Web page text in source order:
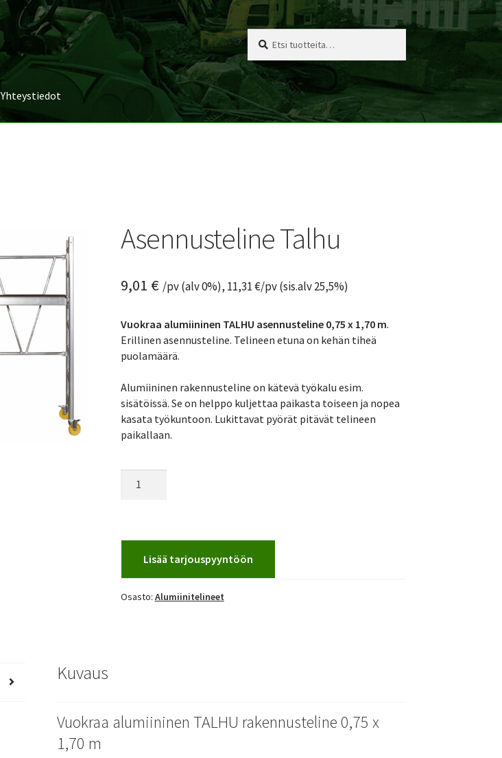
Etsi:
Haku
Yhteystiedot
Asennusteline Talhu
9,01 € /pv (alv 0%), 11,31€/pv (sis.alv 25,5%)
Vuokraa alumiininen TALHU asennusteline 0,75 x 1,70 m.
Erillinen asennusteline. Telineen etuna on kehän tiheä
puolamäärä.
Alumiininen rakennusteline on kätevä työkalu esim.
sisätöissä. Se on helppo kuljettaa paikasta toiseen ja nopea
kasata työkuntoon. Lukittavat pyörät pitävät telineen
paikallaan.
Talhu
Lisää tarjouspyyntöön
Osasto: Alumiinitelineet
Kuvaus
Vuokraa alumiininen TALHU rakennusteline 0,75 x
1,70 m